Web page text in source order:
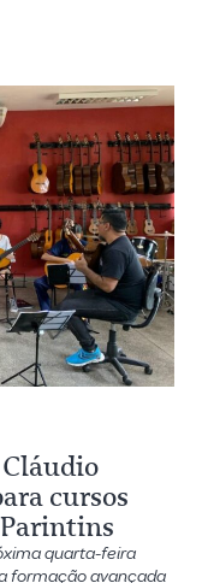
cursos
quarta-feira
formação avançada